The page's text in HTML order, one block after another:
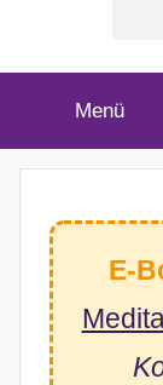
Menü
E-